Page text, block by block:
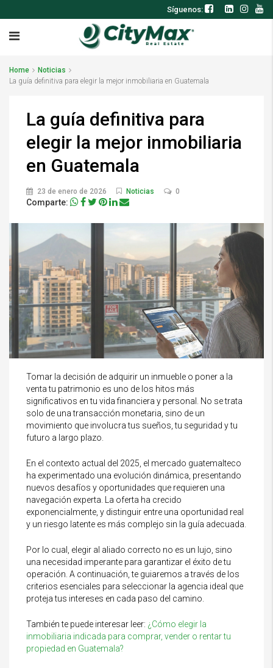
Síguenos:
Home
Noticias
La guía definitiva para elegir la mejor inmobiliaria en Guatemala
La guía definitiva para
elegir la mejor inmobiliaria
en Guatemala
23 de enero de 2026 Noticias 0
Comparte:
Tomar la decisión de adquirir un inmueble o poner a la
venta tu patrimonio es uno de los hitos más
significativos en tu vida financiera y personal. No se trata
solo de una transacción monetaria, sino de un
movimiento que involucra tus sueños, tu seguridad y tu
futuro a largo plazo.
En el contexto actual del 2025, el mercado guatemalteco
ha experimentado una evolución dinámica, presentando
nuevos desafíos y oportunidades que requieren una
navegación experta. La oferta ha crecido
exponencialmente, y distinguir entre una oportunidad real
y un riesgo latente es más complejo sin la guía adecuada.
Por lo cual, elegir al aliado correcto no es un lujo, sino
una necesidad imperante para garantizar el éxito de tu
operación. A continuación, te guiaremos a través de los
criterios esenciales para seleccionar la agencia ideal que
proteja tus intereses en cada paso del camino.
También te puede interesar leer: ¿Cómo elegir la
inmobiliaria indicada para comprar, vender o rentar tu
propiedad en Guatemala?